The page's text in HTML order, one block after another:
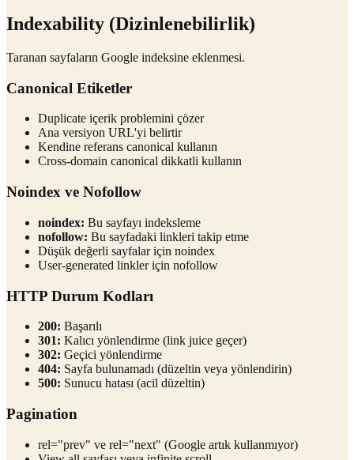
Indexability (Dizinlenebilirlik)
Taranan sayfaların Google indeksine eklenmesi.
Canonical Etiketler
Duplicate içerik problemini çözer
Ana versiyon URL'yi belirtir
Kendine referans canonical kullanın
Cross-domain canonical dikkatli kullanın
Noindex ve Nofollow
noindex: Bu sayfayı indeksleme
nofollow: Bu sayfadaki linkleri takip etme
Düşük değerli sayfalar için noindex
User-generated linkler için nofollow
HTTP Durum Kodları
200: Başarılı
301: Kalıcı yönlendirme (link juice geçer)
302: Geçici yönlendirme
404: Sayfa bulunamadı (düzeltin veya yönlendirin)
500: Sunucu hatası (acil düzeltin)
Pagination
rel="prev" ve rel="next" (Google artık kullanmıyor)